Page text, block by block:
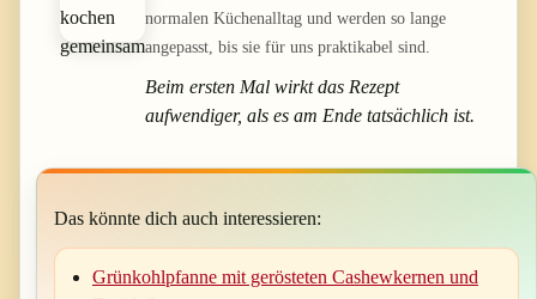
normalen Küchenalltag und werden so lange
angepasst, bis sie für uns praktikabel sind.
Beim ersten Mal wirkt das Rezept
aufwendiger, als es am Ende tatsächlich ist.
Das könnte dich auch interessieren:
Grünkohlpfanne mit gerösteten Cashewkernen und